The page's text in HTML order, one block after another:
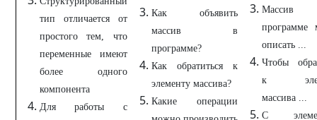
тип отличается от
простого тем, что
переменные имеют
более одного
компонента
Для работы с
Как объявить
массив в
программе?
Как обратиться к
элементу массива?
Какие операции
программе
описать ...
Чтобы
к
массива ...
С